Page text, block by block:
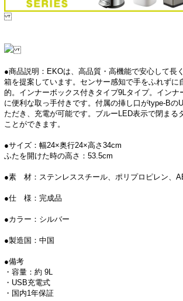
●商品説明：EKOは、高品質・高機能で安心して長
箱を提案しています。センサー感知で手をふれずに
的。インナーボックス付きタイプ9Lタイプ。インナ
に便利な取っ手付きです。付属の挿し口がtype-Bの
ただき、充電が可能です。ブルーLED表示で閉まる
ことができます。
●サイズ：幅24×奥行24×高さ34cm
ふたを開けた時の高さ：53.5cm
●素 材：ステンレススチール、ポリプロピレン、
●仕 様：完成品
●カラー：シルバー
●製造国：中国
●備考
・容量：約 9L
・USB充電式
・国内1年保証